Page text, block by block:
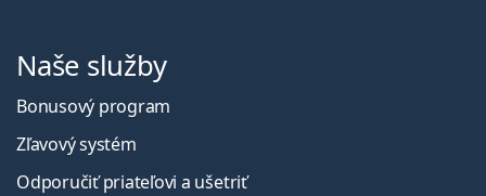
Naše služby
Bonusový program
Zľavový systém
Odporučiť priateľovi a ušetriť